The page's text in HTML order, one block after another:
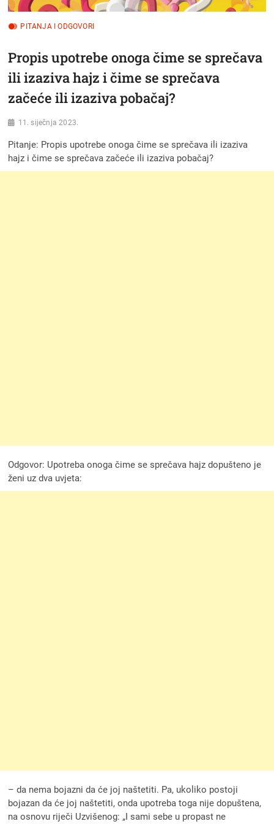
PITANJA I ODGOVORI
Propis upotrebe onoga čime se sprečava
ili izaziva hajz i čime se sprečava
začeće ili izaziva pobačaj?
11. siječnja 2023.
Pitanje: Propis upotrebe onoga čime se sprečava ili izaziva
hajz i čime se sprečava začeće ili izaziva pobačaj?
Odgovor: Upotreba onoga čime se sprečava hajz dopušteno je
ženi uz dva uvjeta:
– da nema bojazni da će joj naštetiti. Pa, ukoliko postoji
bojazan da će joj naštetiti, onda upotreba toga nije dopuštena,
na osnovu riječi Uzvišenog: „I sami sebe u propast ne